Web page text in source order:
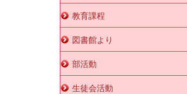
教育課程
図書館より
部活動
生徒会活動